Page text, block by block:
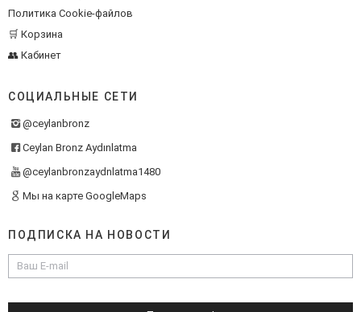
Политика Cookie-файлов
🛒 Корзина
👥 Кабинет
СОЦИАЛЬНЫЕ СЕТИ
@ceylanbronz
Ceylan Bronz Aydınlatma
@ceylanbronzaydnlatma1480
Мы на карте GoogleMaps
ПОДПИСКА НА НОВОСТИ